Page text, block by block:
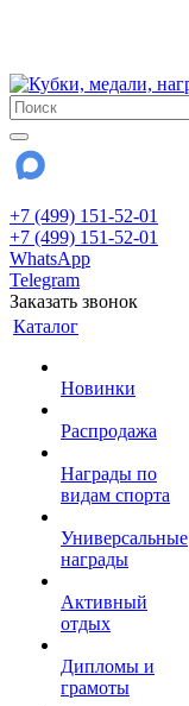
+7 (499) 151-52-01
+7 (499) 151-52-01
WhatsApp
Telegram
Заказать звонок
Каталог
Новинки
Распродажа
Награды по
видам спорта
Универсальные
награды
Активный
отдых
Дипломы и
грамоты